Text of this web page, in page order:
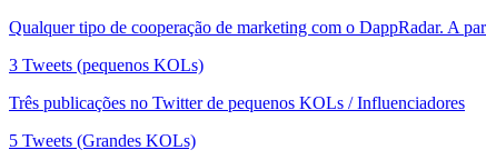
Qualquer tipo de cooperação de marketing com o DappRadar. A
3 Tweets (pequenos KOLs)
Três publicações no Twitter de pequenos KOLs / Influenciadores
5 Tweets (Grandes KOLs)